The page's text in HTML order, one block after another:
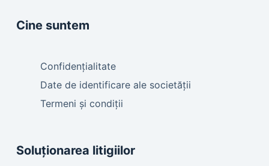
Cine suntem
Confidențialitate
Date de identificare ale societății
Termeni și condiții
Soluționarea litigiilor